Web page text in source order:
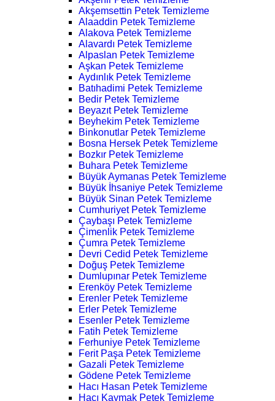
Akşemsettin Petek Temizleme
Alaaddin Petek Temizleme
Alakova Petek Temizleme
Alavardı Petek Temizleme
Alpaslan Petek Temizleme
Aşkan Petek Temizleme
Aydınlık Petek Temizleme
Batıhadimi Petek Temizleme
Bedir Petek Temizleme
Beyazıt Petek Temizleme
Beyhekim Petek Temizleme
Binkonutlar Petek Temizleme
Bosna Hersek Petek Temizleme
Bozkır Petek Temizleme
Buhara Petek Temizleme
Büyük Aymanas Petek Temizleme
Büyük İhsaniye Petek Temizleme
Büyük Sinan Petek Temizleme
Cumhuriyet Petek Temizleme
Çaybaşı Petek Temizleme
Çimenlik Petek Temizleme
Çumra Petek Temizleme
Devri Cedid Petek Temizleme
Doğuş Petek Temizleme
Dumlupınar Petek Temizleme
Erenköy Petek Temizleme
Erenler Petek Temizleme
Erler Petek Temizleme
Esenler Petek Temizleme
Fatih Petek Temizleme
Ferhuniye Petek Temizleme
Ferit Paşa Petek Temizleme
Gazali Petek Temizleme
Gödene Petek Temizleme
Hacı Hasan Petek Temizleme
Hacı Kaymak Petek Temizleme